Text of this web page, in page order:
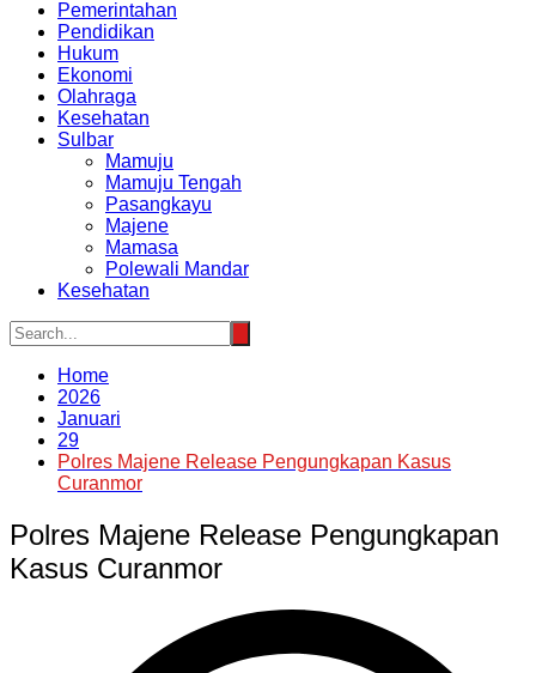
Pemerintahan
Pendidikan
Hukum
Ekonomi
Olahraga
Kesehatan
Sulbar
Mamuju
Mamuju Tengah
Pasangkayu
Majene
Mamasa
Polewali Mandar
Kesehatan
Home
2026
Januari
29
Polres Majene Release Pengungkapan Kasus
Curanmor
Polres Majene Release Pengungkapan
Kasus Curanmor